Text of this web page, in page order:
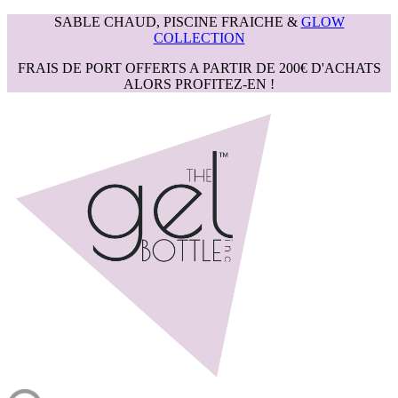
SABLE CHAUD, PISCINE FRAICHE & GLOW
COLLECTION
FRAIS DE PORT OFFERTS A PARTIR DE 200€ D'ACHATS
ALORS PROFITEZ-EN !